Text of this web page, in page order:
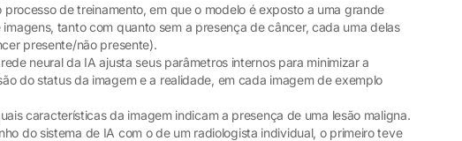
processo de treinamento, em que o modelo é exposto a uma grande
tanto com quanto sem a presença de câncer, cada uma delas
presente/não presente).
neural da IA ajusta seus parâmetros internos para minimizar a
do status da imagem e a realidade, em cada imagem de exemplo
características da imagem indicam a presença de uma lesão maligna.
do sistema de IA com o de um radiologista individual, o primeiro teve